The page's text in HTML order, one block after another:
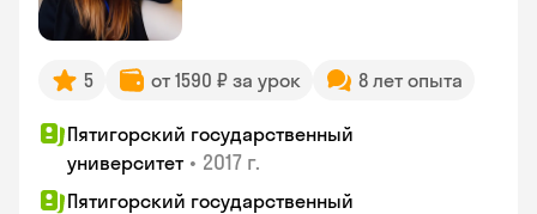
5 от 1590 ₽ за урок 8 лет опыта
Пятигорский государственный
университет • 2017 г.
Пятигорский государственный